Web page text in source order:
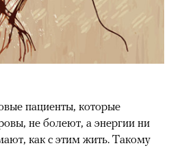
пациенты, которые
не болеют, а энергии ни
как с этим жить. Такому